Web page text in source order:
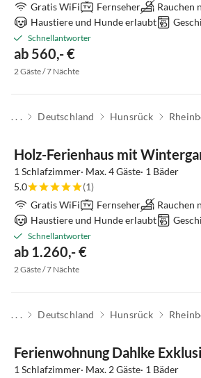
Gratis WiFi
Fernseher
Rauchen
Haustiere und Hunde erlaubt
Schnellantworter
ab 560,- €
2 Gäste / 7 Nächte
. . . Deutschland Hunsrück
Holz-Ferienhaus mit
1 Schlafzimmer· Max. 4 Gäste· 1 Bäder
5.0
(1)
Gratis WiFi
Fernseher
Rauchen
Haustiere und Hunde erlaubt
Schnellantworter
ab 1.260,- €
2 Gäste / 7 Nächte
. . . Deutschland Hunsrück
Ferienwohnung Dahlke
1 Schlafzimmer· Max. 2 Gäste· 1 Bäder